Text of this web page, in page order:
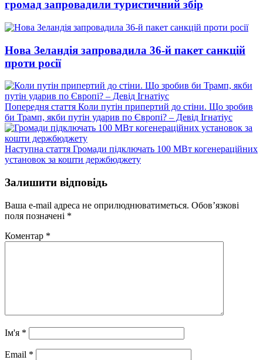
громад запровадили туристичний збір
Нова Зеландія запровадила 36-й пакет санкцій
проти росії
Попередня стаття Попередній
запис:
Коли путін припертий до стіни. Що зробив
би Трамп, якби путін ударив по Європі? – Девід Ігнатіус
Наступна стаття Наступний
запис:
Громади підключать 100 МВт когенераційних
установок за кошти держбюджету
Залишити відповідь
Ваша e-mail адреса не оприлюднюватиметься. Обов’язкові
поля позначені *
Коментар *
Ім'я *
Email *